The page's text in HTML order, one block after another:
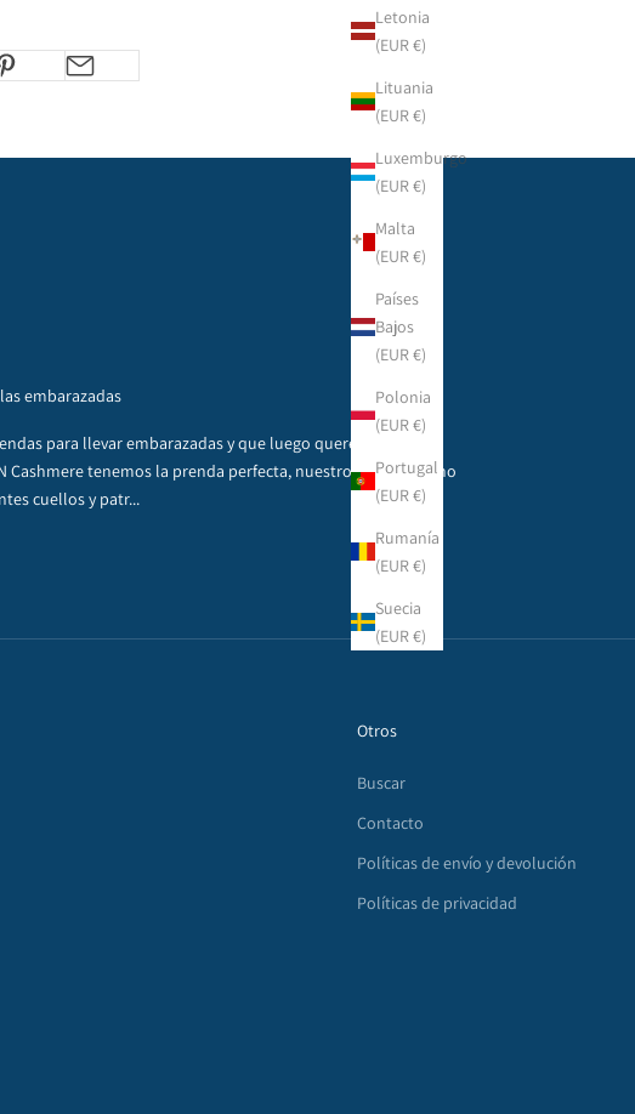
Letonia
(EUR €)
Lituania
(EUR €)
Luxemburgo
(EUR €)
Malta
(EUR €)
Países
Bajos
(EUR €)
Polonia
(EUR €)
Portugal
(EUR €)
Rumanía
(EUR €)
Suecia
(EUR €)
embarazadas
para llevar embarazadas y que luego queréis seguir
Cashmere tenemos la prenda perfecta, nuestro jersey poncho
cuellos y patr...
Otros
Buscar
Contacto
Políticas de envío y devolución
Políticas de privacidad